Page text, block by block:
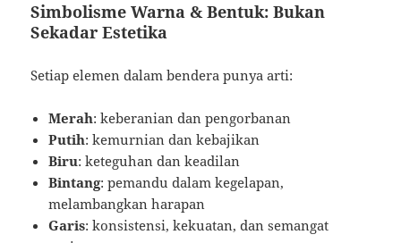
Simbolisme Warna & Bentuk: Bukan
Sekadar Estetika
Setiap elemen dalam bendera punya arti:
Merah: keberanian dan pengorbanan
Putih: kemurnian dan kebajikan
Biru: keteguhan dan keadilan
Bintang: pemandu dalam kegelapan,
melambangkan harapan
Garis: konsistensi, kekuatan, dan semangat